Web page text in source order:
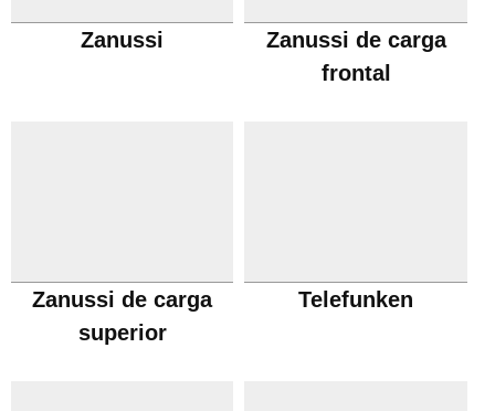
Zanussi
Zanussi de carga
frontal
Zanussi de carga
superior
Telefunken